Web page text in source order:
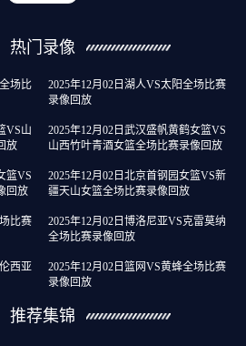
热门录像
场比
2025年12月02日湖人VS太阳全场比赛
录像回放
VS山
放
2025年12月02日武汉盛帆黄鹤女篮VS
山西竹叶青酒女篮全场比赛录像回放
篮VS
回放
2025年12月02日北京首钢园女篮VS新
疆天山女篮全场比赛录像回放
比赛
2025年12月02日博洛尼亚VS克雷莫纳
全场比赛录像回放
西亚
2025年12月02日篮网VS黄蜂全场比赛
录像回放
推荐集锦